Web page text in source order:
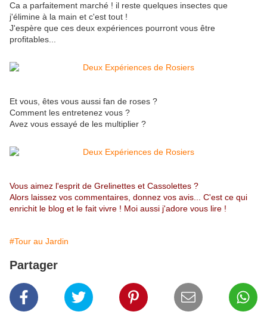
Ca a parfaitement marché ! il reste quelques insectes que
j'élimine à la main et c'est tout !
J'espère que ces deux expériences pourront vous être
profitables...
Et vous, êtes vous aussi fan de roses ?
Comment les entretenez vous ?
Avez vous essayé de les multiplier ?
Vous aimez l'esprit de Grelinettes et Cassolettes ?
Alors laissez vos commentaires, donnez vos avis... C'est ce qui
enrichit le blog et le fait vivre ! Moi aussi j'adore vous lire !
#Tour au Jardin
Partager